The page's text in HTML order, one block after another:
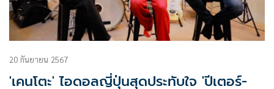
20 กันยายน 2567
'เคนโตะ' ไอดอลญี่ปุ่นสุดประทับใจ 'ปีเตอร์-